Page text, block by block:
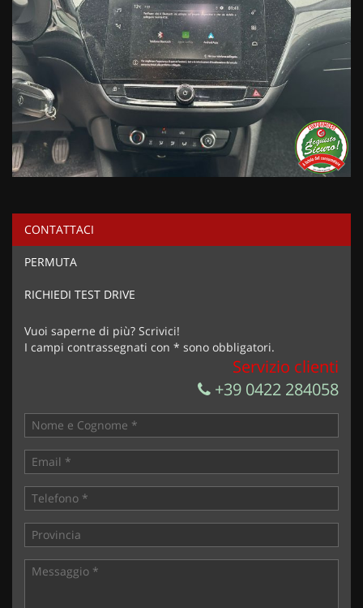
CONTATTACI
PERMUTA
RICHIEDI TEST DRIVE
Vuoi saperne di più? Scrivici!
I campi contrassegnati con * sono obbligatori.
Servizio clienti
+39 0422 284058